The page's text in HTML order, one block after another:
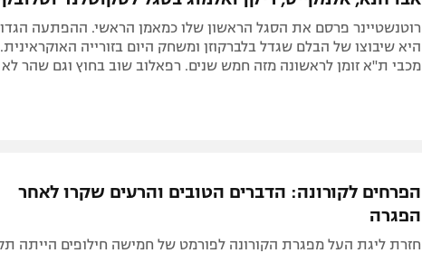
רוטנשטיינר פרסם את הסגל הראשון שלו כמאמן הראשי. ההפתעה
היא שיבוצו של הבלם שגדל בלברקוזן ומשחק היום בזורייה
מכבי ת"א זומן לראשונה מזה חמש שנים. רפאלוב שוב בחוץ וגם שהר לא
הפרחים לקורונה: הדברים הטובים והרעים שקרו לאחר
הפגרה
חזרת ליגת העל מפגרת הקורונה לפורמט של חמישה חילופים הייתה